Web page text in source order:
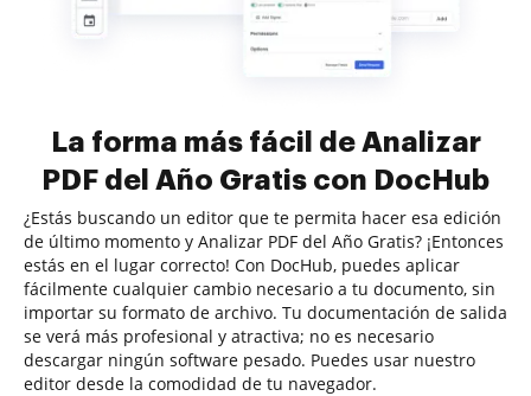
La forma más fácil de Analizar
PDF del Año Gratis con DocHub
¿Estás buscando un editor que te permita hacer esa edición
de último momento y Analizar PDF del Año Gratis? ¡Entonces
estás en el lugar correcto! Con DocHub, puedes aplicar
fácilmente cualquier cambio necesario a tu documento, sin
importar su formato de archivo. Tu documentación de salida
se verá más profesional y atractiva; no es necesario
descargar ningún software pesado. Puedes usar nuestro
editor desde la comodidad de tu navegador.